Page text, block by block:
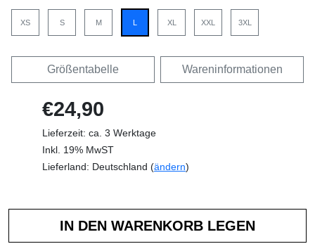
XS S M L XL XXL 3XL
Größentabelle Wareninformationen
€24,90
Lieferzeit: ca. 3 Werktage
Inkl. 19% MwST
Lieferland: Deutschland (ändern)